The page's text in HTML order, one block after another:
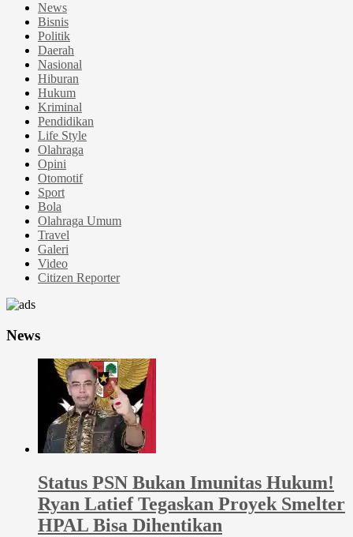
News
Bisnis
Politik
Daerah
Nasional
Hiburan
Hukum
Kriminal
Pendidikan
Life Style
Olahraga
Opini
Otomotif
Sport
Bola
Olahraga Umum
Travel
Galeri
Video
Citizen Reporter
News
Status PSN Bukan Imunitas Hukum!
Ryan Latief Tegaskan Proyek Smelter
HPAL Bisa Dihentikan